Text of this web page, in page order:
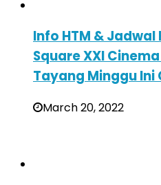
Info HTM & Jadwal
Square XXI
Tayang Minggu Ini
March 20, 2022